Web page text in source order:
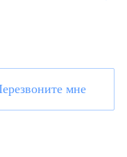
мне